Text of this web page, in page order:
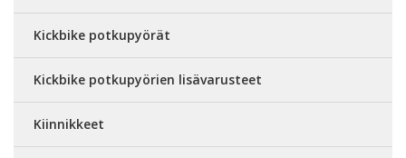
Kickbike potkupyörät
Kickbike potkupyörien lisävarusteet
Kiinnikkeet